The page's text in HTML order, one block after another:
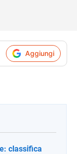
Aggiungi
classifica